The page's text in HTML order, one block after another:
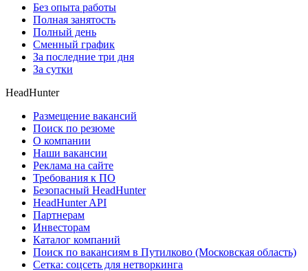
Без опыта работы
Полная занятость
Полный день
Сменный график
За последние три дня
За сутки
HeadHunter
Размещение вакансий
Поиск по резюме
О компании
Наши вакансии
Реклама на сайте
Требования к ПО
Безопасный HeadHunter
HeadHunter API
Партнерам
Инвесторам
Каталог компаний
Поиск по вакансиям в Путилково (Московская область)
Сетка: соцсеть для нетворкинга